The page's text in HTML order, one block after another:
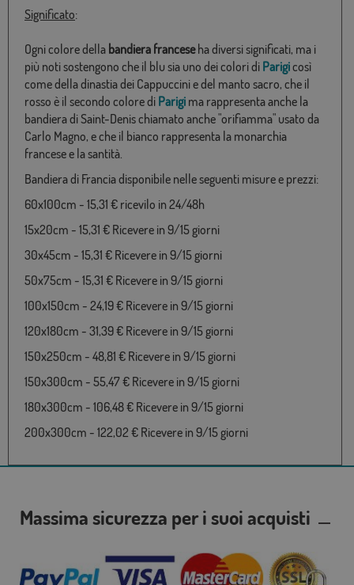
Significato:
Ogni colore della bandiera franceseha diversi significati, ma i
più noti sostengono che il blu sia uno dei colori di Parigicosì
come della dinastia dei Cappuccini e del manto sacro, che il
rosso è il secondo colore di Parigi ma rappresenta anche la
bandiera di Saint-Denis chiamato anche "orifiamma" usato da
Carlo Magno, e che il bianco rappresenta la monarchia
francese e la santità.
Bandiera di Francia disponibile nelle seguenti misure e prezzi:
60x100cm - 15,31 € ricevilo in 24/48h
15x20cm - 15,31 € Ricevere in 9/15 giorni
30x45cm - 15,31 € Ricevere in 9/15 giorni
50x75cm - 15,31 € Ricevere in 9/15 giorni
100x150cm - 24,19 € Ricevere in 9/15 giorni
120x180cm - 31,39 € Ricevere in 9/15 giorni
150x250cm - 48,81 € Ricevere in 9/15 giorni
150x300cm - 55,47 € Ricevere in 9/15 giorni
180x300cm - 106,48 € Ricevere in 9/15 giorni
200x300cm - 122,02 € Ricevere in 9/15 giorni
Massima sicurezza per i suoi acquisti